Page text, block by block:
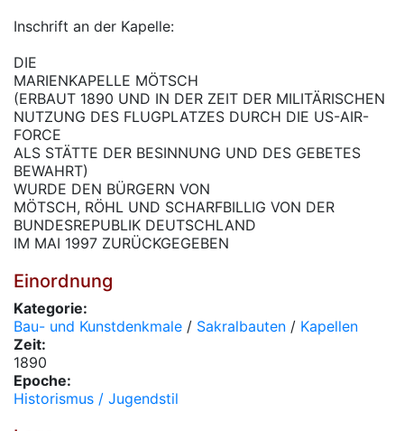
Inschrift an der Kapelle:
DIE
MARIENKAPELLE MÖTSCH
(ERBAUT 1890 UND IN DER ZEIT DER MILITÄRISCHEN
NUTZUNG DES FLUGPLATZES DURCH DIE US-AIR-
FORCE
ALS STÄTTE DER BESINNUNG UND DES GEBETES
BEWAHRT)
WURDE DEN BÜRGERN VON
MÖTSCH, RÖHL UND SCHARFBILLIG VON DER
BUNDESREPUBLIK DEUTSCHLAND
IM MAI 1997 ZURÜCKGEGEBEN
Einordnung
Kategorie:
Bau- und Kunstdenkmale / Sakralbauten / Kapellen
Zeit:
1890
Epoche:
Historismus / Jugendstil